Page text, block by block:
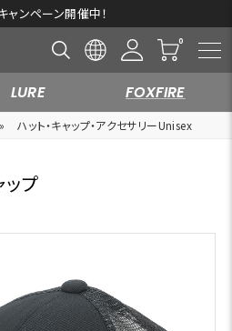
ャンペーン開催中！
LURE FOXFIRE
» ハット・キャップ・アクセサリーUnisex
プ